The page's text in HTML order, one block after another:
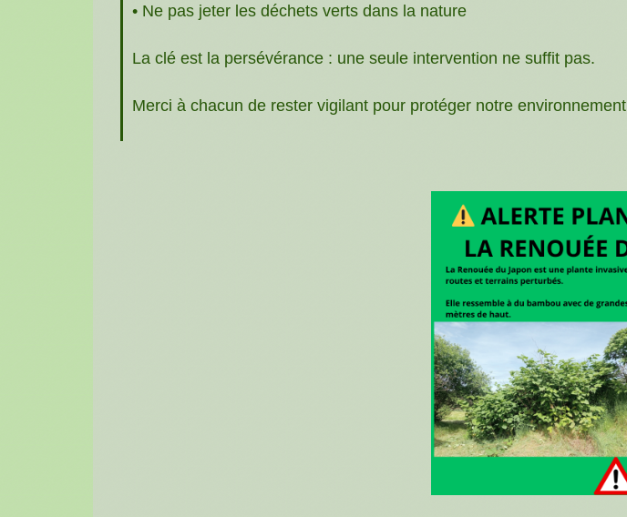
• Ne pas jeter les déchets verts dans la nature
La clé est la persévérance : une seule intervention ne suffit pas.
Merci à chacun de rester vigilant pour protéger notre environnement